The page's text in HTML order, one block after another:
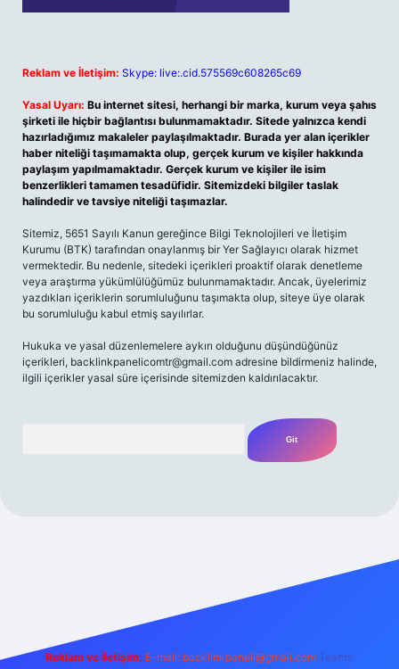
Reklam ve İletişim: Skype: live:.cid.575569c608265c69
Yasal Uyarı: Bu internet sitesi, herhangi bir marka, kurum veya şahıs
şirketi ile hiçbir bağlantısı bulunmamaktadır. Sitede yalnızca kendi
hazırladığımız makaleler paylaşılmaktadır. Burada yer alan içerikler
haber niteliği taşımamakta olup, gerçek kurum ve kişiler hakkında
paylaşım yapılmamaktadır. Gerçek kurum ve kişiler ile isim
benzerlikleri tamamen tesadüfidir. Sitemizdeki bilgiler taslak
halindedir ve tavsiye niteliği taşımazlar.
Sitemiz, 5651 Sayılı Kanun gereğince Bilgi Teknolojileri ve İletişim
Kurumu (BTK) tarafından onaylanmış bir Yer Sağlayıcı olarak hizmet
vermektedir. Bu nedenle, sitedeki içerikleri proaktif olarak denetleme
veya araştırma yükümlülüğümüz bulunmamaktadır. Ancak, üyelerimiz
yazdıkları içeriklerin sorumluluğunu taşımakta olup, siteye üye olarak
bu sorumluluğu kabul etmiş sayılırlar.
Hukuka ve yasal düzenlemelere aykırı olduğunu düşündüğünüz
içerikleri, backlinkpanelicomtr@gmail.com adresine bildirmeniz halinde,
ilgili içerikler yasal süre içerisinde sitemizden kaldırılacaktır.
Reklam ve İletişim: E-mail: backlinkpaneli@gmail.com Teams: